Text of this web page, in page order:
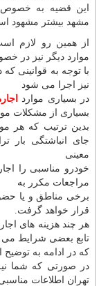
این قضیه به خصوص
مشهد بیشتر مشهود
از همین رو لازم
موارد دیگر نیز در
با توجه به قوانینی
نیز اجرا می شود
در بسیاری موارد
بسیاری از مشکلات
بدین ترتیب که هر
جای انباشتگی بار
معینی
خودرو مناسبی را
مراجعات مکرر به
برخی مناطق و یا
قرار خواهد گرفت.
هر چند هزینه های
تابع بعضی شرایط می
که در ادامه به توضیح
در صورتی که شما
تهران اطلاعات